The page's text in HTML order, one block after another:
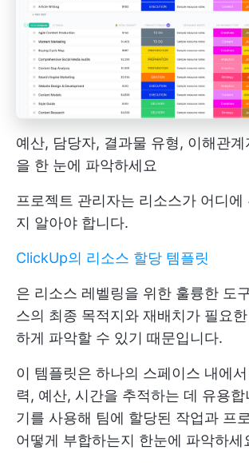
예산, 담당자, 결과물 유형, 이해관계
을 한 눈에 파악하세요
프로젝트 관리자는 리소스가 어디에
지 알아야 합니다.
ClickUp의 리소스 할당 템플릿
은 리소스 레벨링을 위한 훌륭한 도
스의 최종 목적지와 재배치가 필요
하게 파악할 수 있기 때문입니다.
이 템플릿은 하나의 스페이스 내에
력, 예산, 시간을 추적하는 데 유용
기를 사용해 팀에 할당된 작업과 프
어떻게 부합하는지 한눈에 파악하세